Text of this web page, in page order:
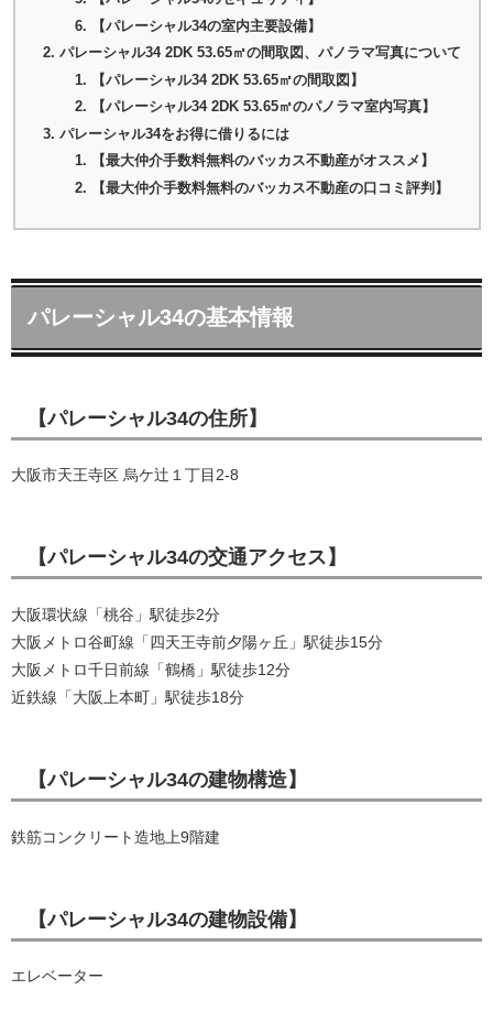
【パレーシャル34の室内主要設備】
パレーシャル34 2DK 53.65㎡の間取図、パノラマ写真について
【パレーシャル34 2DK 53.65㎡の間取図】
【パレーシャル34 2DK 53.65㎡のパノラマ室内写真】
パレーシャル34をお得に借りるには
【最大仲介手数料無料のバッカス不動産がオススメ】
【最大仲介手数料無料のバッカス不動産の口コミ評判】
パレーシャル34の基本情報
【パレーシャル34の住所】
大阪市天王寺区 烏ケ辻１丁目2-8
【パレーシャル34の交通アクセス】
大阪環状線「桃谷」駅徒歩2分
大阪メトロ谷町線「四天王寺前夕陽ヶ丘」駅徒歩15分
大阪メトロ千日前線「鶴橋」駅徒歩12分
近鉄線「大阪上本町」駅徒歩18分
【パレーシャル34の建物構造】
鉄筋コンクリート造地上9階建
【パレーシャル34の建物設備】
エレベーター